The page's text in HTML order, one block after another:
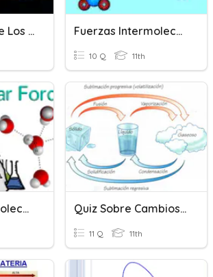
Propiedades De Los Estados De La Materia Fuerzas Intermoleculares
10 Q 11th
Fuerzas Intermoleculares Quiz Sobre Cambios De Estado De La Materia
11 Q 11th